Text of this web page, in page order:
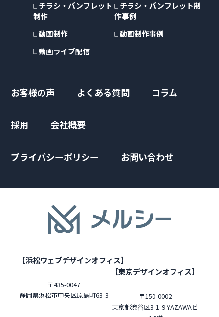
チラシ・パンフレット
制作
動画制作
動画ライブ配信
チラシ・パンフレット制
作事例
動画制作事例
お客様の声 よくある質問 コラム
採用 会社概要
プライバシーポリシー お問い合わせ
【浜松ウェブデザインオフィス】
〒435-0047
静岡県浜松市中央区原島町63-3
【東京デザインオフィス】
〒150-0002
東京都渋谷区3-1-9 YAZAWAビ